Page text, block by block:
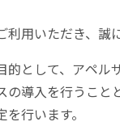
用いただき、誠
的として、アペ
導入を行うこと
行います。